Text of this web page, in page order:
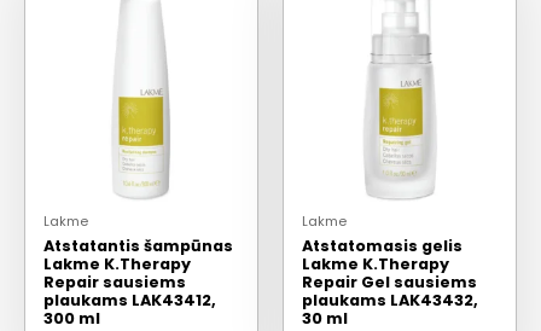
Lakme
Atstatantis šampūnas
Lakme K.Therapy
Repair sausiems
plaukams LAK43412,
300 ml
Lakme
Atstatomasis gelis
Lakme K.Therapy
Repair Gel sausiems
plaukams LAK43432,
30 ml